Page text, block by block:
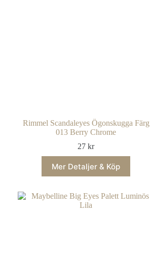
Rimmel Scandaleyes Ögonskugga Färg
013 Berry Chrome
27kr
Mer Detaljer & Köp